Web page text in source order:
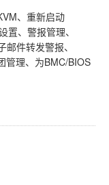
、重新启动
、警报管理、
件转发警报、
管理、为BMC/BIOS